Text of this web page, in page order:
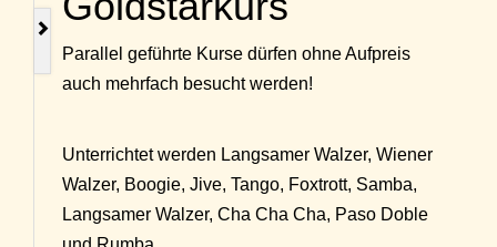
Parallel geführte Kurse dürfen ohne Aufpreis
auch mehrfach besucht werden!
Unterrichtet werden Langsamer Walzer, Wiener
Walzer, Boogie, Jive, Tango, Foxtrott, Samba,
Langsamer Walzer, Cha Cha Cha, Paso Doble